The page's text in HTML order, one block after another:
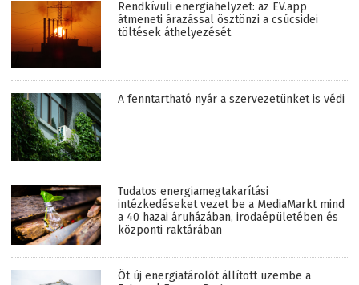
Rendkívüli energiahelyzet: az EV.app
átmeneti árazással ösztönzi a csúcsidei
töltések áthelyezését
A fenntartható nyár a szervezetünket is védi
Tudatos energiamegtakarítási
intézkedéseket vezet be a MediaMarkt mind
a 40 hazai áruházában, irodaépületében és
központi raktárában
Öt új energiatárolót állított üzembe a